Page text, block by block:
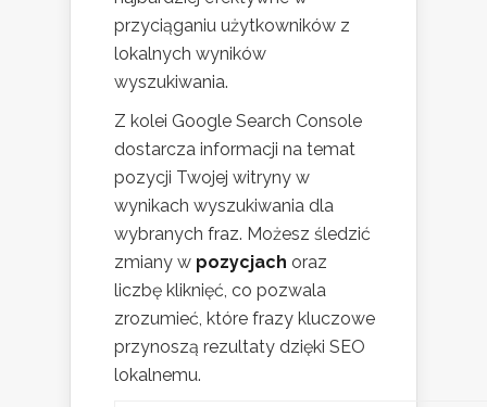
przyciąganiu użytkowników z
lokalnych wyników
wyszukiwania.
Z kolei Google Search Console
dostarcza informacji na temat
pozycji Twojej witryny w
wynikach wyszukiwania dla
wybranych fraz. Możesz śledzić
zmiany w pozycjach oraz
liczbę kliknięć, co pozwala
zrozumieć, które frazy kluczowe
przynoszą rezultaty dzięki SEO
lokalnemu.